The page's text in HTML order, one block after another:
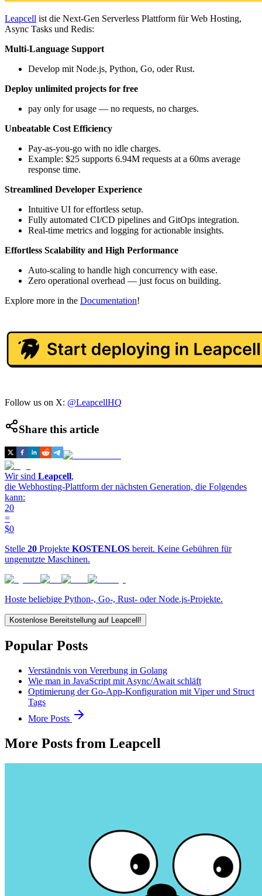
Leapcell ist die Next-Gen Serverless Plattform für Web Hosting,
Async Tasks und Redis:
Multi-Language Support
Develop mit Node.js, Python, Go, oder Rust.
Deploy unlimited projects for free
pay only for usage — no requests, no charges.
Unbeatable Cost Efficiency
Pay-as-you-go with no idle charges.
Example: $25 supports 6.94M requests at a 60ms average
response time.
Streamlined Developer Experience
Intuitive UI for effortless setup.
Fully automated CI/CD pipelines and GitOps integration.
Real-time metrics and logging for actionable insights.
Effortless Scalability and High Performance
Auto-scaling to handle high concurrency with ease.
Zero operational overhead — just focus on building.
Explore more in the Documentation!
Follow us on X: @LeapcellHQ
Share this article
Wir sind Leapcell,
die Webhosting-Plattform der nächsten Generation, die Folgendes
kann:
20
=
$0
Stelle 20 Projekte KOSTENLOS bereit. Keine Gebühren für
ungenutzte Maschinen.
Hoste beliebige Python-, Go-, Rust- oder Node.js-Projekte.
Kostenlose Bereitstellung auf Leapcell!
Popular Posts
Verständnis von Vererbung in Golang
Wie man in JavaScript mit Async/Await schläft
Optimierung der Go-App-Konfiguration mit Viper und Struct
Tags
More Posts
More Posts from Leapcell